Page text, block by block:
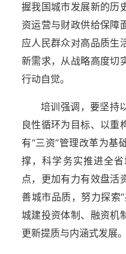
握我国城市发展新的历
资运营与财政供给保障
应人民群众对高品质生
新需求，从战略高度切
行动自觉。
培训强调，要坚持
良性循环为目标、以重
有“三资”管理改革为基
撑，科学务实推进全
点，更加有力有效盘活
善城市品质，努力探索
城建投资体制、融资机
更新提质与内涵式发展。